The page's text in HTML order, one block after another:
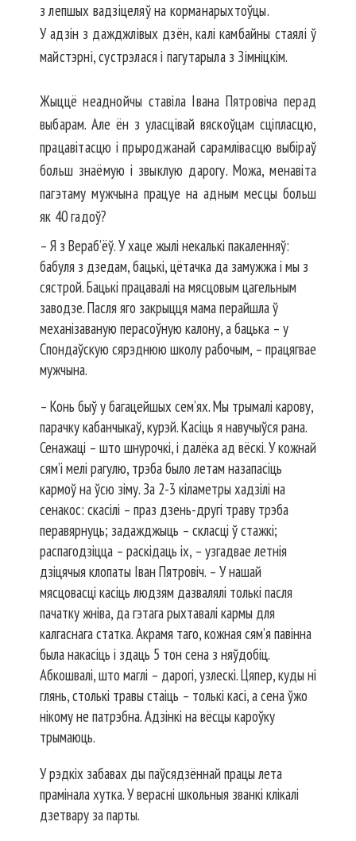
з лепшых вадзіцеляў на корманарыхтоўцы.
У адзін з даждж­лівых дзён, калі кам­байны стаялі ў
майстэрні, суст­рэлася і пагутарыла з Зімніцкім.
Жыццё неаднойчы ставіла Івана Пятро­віча перад
выбарам. Але ён з уласцівай вяскоўцам сціпласцю,
працавітасцю і прыроджанай сарамлівасцю выбіраў
больш знаёмую і звыклую дарогу. Можа, менавіта
пагэтаму мужчына працуе на адным месцы больш
як 40 гадоў?
– Я з Вераб’ёў. У хаце жылі некалькі пакаленняў:
бабуля з дзедам, бацькі, цётачка да замужжа і мы з
сястрой. Бацькі працавалі на мясцовым цагельным
заводзе. Пасля яго закрыцця мама перайшла ў
механізаваную перасоўную калону, а бацька – у
Спондаўскую сярэднюю школу рабочым, – працягвае
мужчына.
– Конь быў у багацейшых сем’ях. Мы трымалі карову,
парачку кабанчыкаў, курэй. Касіць я навучыўся рана.
Сенажаці – што шнурочкі, і далёка ад вёскі. У кожнай
сям’і мелі рагулю, трэба было летам назапасіць
кармоў на ўсю зіму. За 2-3 кіламетры хадзілі на
сенакос: скасілі – праз дзень-другі траву трэба
перавярнуць; задажджыць – скласці ў стажкі;
распагодзіцца – раскідаць іх, – узгадвае летнія
дзіцячыя клопаты Іван Пятровіч. – У нашай
мясцовасці касіць людзям дазвалялі толькі пасля
пачатку жніва, да гэтага рыхтавалі кармы для
калгаснага статка. Акрамя таго, кожная сям’я павінна
была накасіць і здаць 5 тон сена з няўдобіц.
Абкошвалі, што маглі – дарогі, узлескі. Цяпер, куды ні
глянь, столькі травы стаіць – толькі касі, а сена ўжо
нікому не патрэбна. Адзінкі на вёсцы кароўку
трымаюць.
У рэдкіх забавах ды паўсядзённай працы лета
прамінала хутка. У верасні школьныя званкі клікалі
дзетвару за парты.